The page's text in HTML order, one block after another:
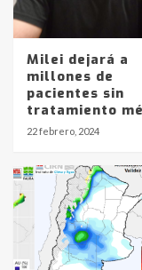
Milei dejará a
millones de
pacientes sin
tratamiento
22 febrero, 2024
en
joven